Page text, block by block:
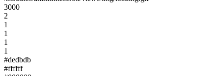
3000
2
1
1
1
1
#dedbdb
#ffffff